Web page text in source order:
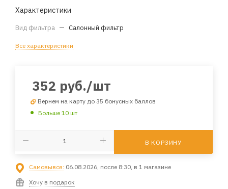
Характеристики
Вид фильтра — Салонный фильтр
Все характеристики
352 руб./шт
Вернем на карту до 35 бонусных баллов
Больше 10 шт
В КОРЗИНУ
Самовывоз: 06.08.2026, после 8:30, в 1 магазине
Хочу в подарок